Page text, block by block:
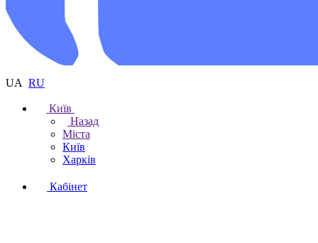
UA RU
Київ
Назад
Міста
Київ
Харків
Кабінет